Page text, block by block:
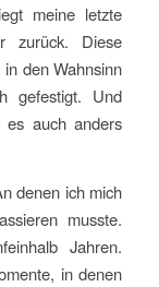
meine letzte
zurück. Diese
den Wahnsinn
gefestigt. Und
es auch anders
denen ich mich
musste.
Jahren.
in denen